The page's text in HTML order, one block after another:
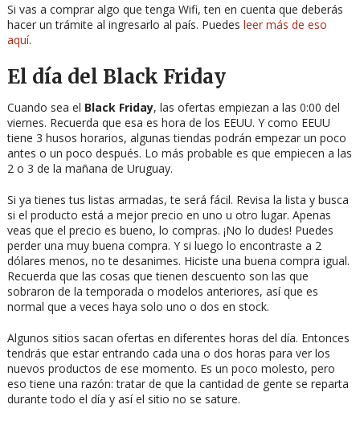
Si vas a comprar algo que tenga Wifi, ten en cuenta que deberás
hacer un trámite al ingresarlo al país. Puedes leer más de eso
aquí.
El día del Black Friday
Cuando sea el Black Friday, las ofertas empiezan a las 0:00 del
viernes. Recuerda que esa es hora de los EEUU. Y como EEUU
tiene 3 husos horarios, algunas tiendas podrán empezar un poco
antes o un poco después. Lo más probable es que empiecen a las
2 o 3 de la mañana de Uruguay.
Si ya tienes tus listas armadas, te será fácil. Revisa la lista y busca
si el producto está a mejor precio en uno u otro lugar. Apenas
veas que el precio es bueno, lo compras. ¡No lo dudes! Puedes
perder una muy buena compra. Y si luego lo encontraste a 2
dólares menos, no te desanimes. Hiciste una buena compra igual.
Recuerda que las cosas que tienen descuento son las que
sobraron de la temporada o modelos anteriores, así que es
normal que a veces haya solo uno o dos en stock.
Algunos sitios sacan ofertas en diferentes horas del día. Entonces
tendrás que estar entrando cada una o dos horas para ver los
nuevos productos de ese momento. Es un poco molesto, pero
eso tiene una razón: tratar de que la cantidad de gente se reparta
durante todo el día y así el sitio no se sature.